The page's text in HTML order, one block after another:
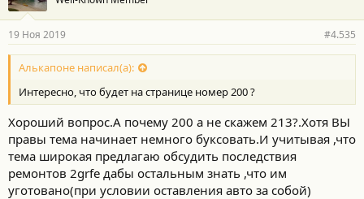
19 Ноя 2019 #4.535
Алькапоне написал(а):
Интересно, что будет на странице номер 200 ?
Хороший вопрос.А почему 200 а не скажем 213?.Хотя ВЫ
правы тема начинает немного буксовать.И учитывая ,что
тема широкая предлагаю обсудить последствия
ремонтов 2grfe дабы остальным знать ,что им
уготовано(при условии оставления авто за собой)